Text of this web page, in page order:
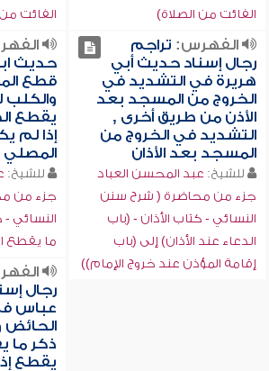
الفائت من الصلاة)
الفائت
الفهرس: تراجم
رجال إسناد حديث أبي
هريرة في التشديد في
الخروج من المسجد بعد
الأذن من طريق أخرى ,
التشديد في الخروج من
المسجد بعد الأذان
للشيخ: عبد المحسن العباد
جزء من محاضرة ( شرح سنن
النسائي - كتاب الأذان - (باب
الدعاء عند الأذان) إلى (باب
إقامة المؤذن عند خروج الإمام))
حديث
قطع
والكلب
يقطع
إذا لم
للشيخ:
جزء من
النسائي -
ما يقطع
رجال
عباس
الحائض
ذكر ما
يقطع